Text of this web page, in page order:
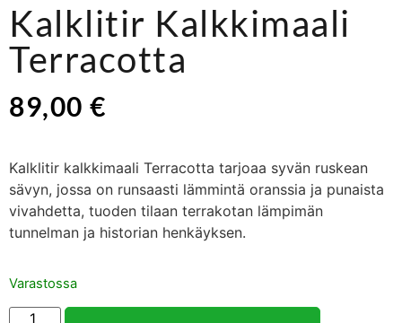
Kalklitir Kalkkimaali
Terracotta
89,00 €
Kalklitir kalkkimaali Terracotta tarjoaa syvän ruskean
sävyn, jossa on runsaasti lämmintä oranssia ja punaista
vivahdetta, tuoden tilaan terrakotan lämpimän
tunnelman ja historian henkäyksen.
Varastossa